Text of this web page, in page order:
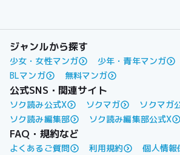
ジャンルから探す
少女・女性マンガ 少年・青年マンガ
BLマンガ
無料マンガ
公式SNS・関連サイト
ソク読み公式X ソクマガ
ソクマガ
ソク読み編集部
ソク読み編集部公式X
FAQ・規約など
よくあるご質問 利用規約
個人情報